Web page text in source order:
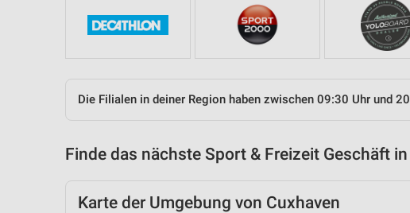
Die Filialen in deiner Region haben zwischen 09:30 Uhr und
Finde das nächste Sport & Freizeit Geschäft
Karte der Umgebung von Cuxhaven